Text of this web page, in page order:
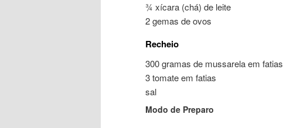
¾ xícara (chá) de leite
2 gemas de ovos
Recheio
300 gramas de mussarela em fatias
3 tomate em fatias
sal
Modo de Preparo